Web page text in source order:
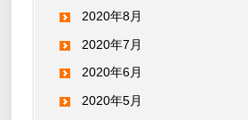
2020年8月
2020年7月
2020年6月
2020年5月